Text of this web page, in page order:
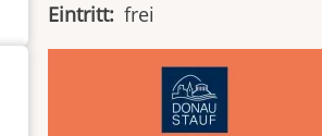
Eintritt
frei